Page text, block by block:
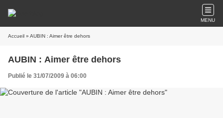
MENU
Accueil » AUBIN : Aimer être dehors
AUBIN : Aimer être dehors
Publié le 31/07/2009 à 06:00